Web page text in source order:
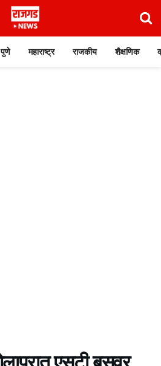
पुणे महाराष्ट्र राजकीय शैक्षणिक